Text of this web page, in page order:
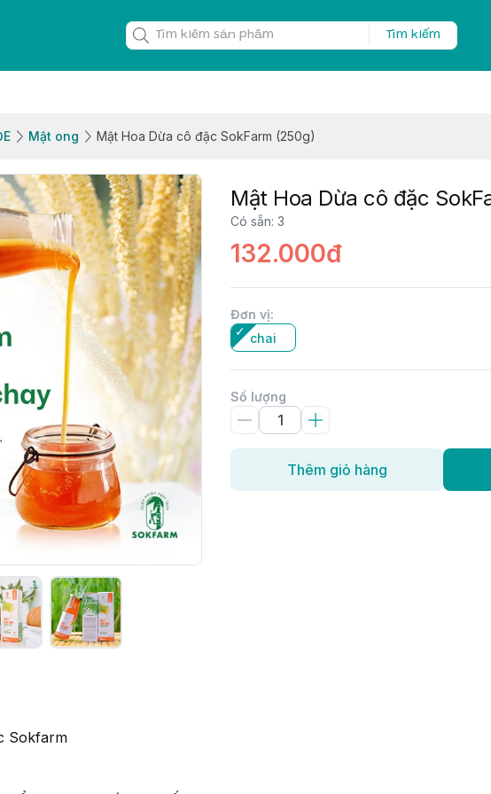
Tìm kiếm
Mật ong Mật Hoa Dừa cô đặc SokFarm (250g)
Mật Hoa Dừa cô đặc
Có sẵn: 3
132.000đ
Đơn vị:
chai
Số lượng
Thêm giỏ hàng
Sokfarm